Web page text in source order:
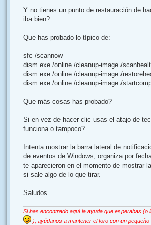
j
Y no tienes un punto de restauración de
iba bien?
Que has probado lo típico de:
sfc /scannow
dism.exe /online /cleanup-image /
dism.exe /online /cleanup-image /
dism.exe /online /cleanup-image /
Que más cosas has probado?
Si en vez de hacer clic usas el atajo de
funciona o tampoco?
Intenta mostrar la barra lateral de
de eventos de Windows, organiza por
te aparecieron en el momento de mostrar
si sale algo de lo que tirar.
Saludos
Si has encontrado aquí la ayuda que esperabas (o
), ayúdanos a mantener el foro con un pequeño